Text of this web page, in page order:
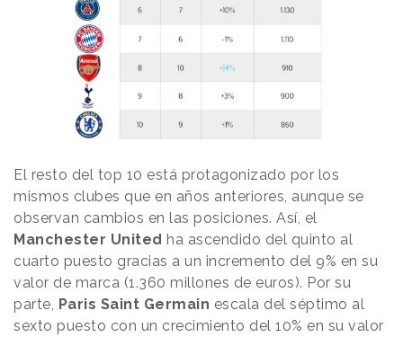
El resto del top 10 está protagonizado por los
mismos clubes que en años anteriores, aunque se
observan cambios en las posiciones. Así, el
Manchester United ha ascendido del quinto al
cuarto puesto gracias a un incremento del 9% en su
valor de marca (1.360 millones de euros). Por su
parte, Paris Saint Germain escala del séptimo al
sexto puesto con un crecimiento del 10% en su valor